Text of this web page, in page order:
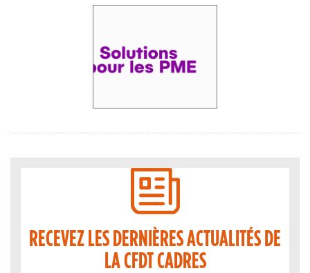
RECEVEZ LES DERNIÈRES ACTUALITÉS DE
LA CFDT CADRES